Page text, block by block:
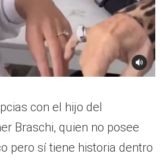
con el hijo del
Braschi, quien no posee
pero sí tiene historia dentro